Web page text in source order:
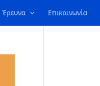
Έρευνα Επικοινωνία